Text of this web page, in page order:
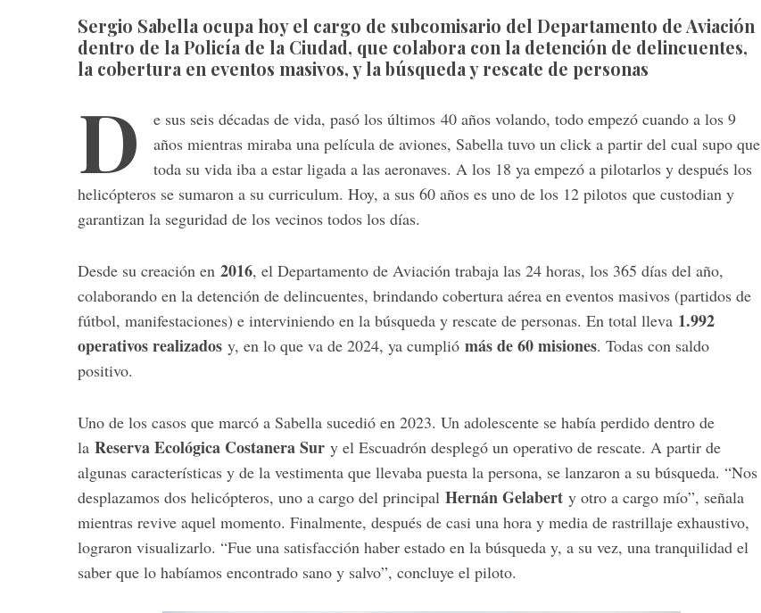
Sergio Sabella ocupa hoy el cargo de subcomisario del Departamento de Aviación
dentro de la Policía de la Ciudad, que colabora con la detención de delincuentes,
la cobertura en eventos masivos, y la búsqueda y rescate de personas
D
e sus seis décadas de vida, pasó los últimos 40 años volando, todo empezó cuando a los 9
años mientras miraba una película de aviones, Sabella tuvo un click a partir del cual supo que
toda su vida iba a estar ligada a las aeronaves. A los 18 ya empezó a pilotarlos y después los
helicópteros se sumaron a su curriculum. Hoy, a sus 60 años es uno de los 12 pilotos que custodian y
garantizan la seguridad de los vecinos todos los días.
Desde su creación en 2016, el Departamento de Aviación trabaja las 24 horas, los 365 días del año,
colaborando en la detención de delincuentes, brindando cobertura aérea en eventos masivos (partidos de
fútbol, manifestaciones) e interviniendo en la búsqueda y rescate de personas. En total lleva 1.992
operativos realizados y, en lo que va de 2024, ya cumplió más de 60 misiones. Todas con saldo
positivo.
Uno de los casos que marcó a Sabella sucedió en 2023. Un adolescente se había perdido dentro de
la Reserva Ecológica Costanera Sur y el Escuadrón desplegó un operativo de rescate. A partir de
algunas características y de la vestimenta que llevaba puesta la persona, se lanzaron a su búsqueda. “Nos
desplazamos dos helicópteros, uno a cargo del principal Hernán Gelabert y otro a cargo mío”, señala
mientras revive aquel momento. Finalmente, después de casi una hora y media de rastrillaje exhaustivo,
lograron visualizarlo. “Fue una satisfacción haber estado en la búsqueda y, a su vez, una tranquilidad el
saber que lo habíamos encontrado sano y salvo”, concluye el piloto.
e
a
r
h
f
o
r